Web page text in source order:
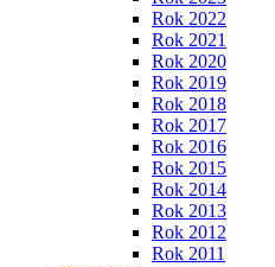
Rok 2022
Rok 2021
Rok 2020
Rok 2019
Rok 2018
Rok 2017
Rok 2016
Rok 2015
Rok 2014
Rok 2013
Rok 2012
Rok 2011